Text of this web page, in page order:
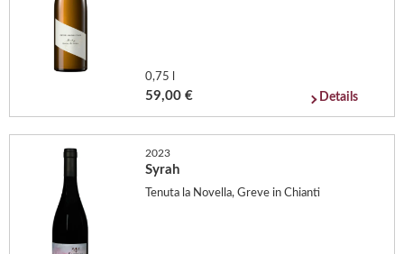
0,75 l
59,00 € Details
2023
Syrah
Tenuta la Novella, Greve in Chianti